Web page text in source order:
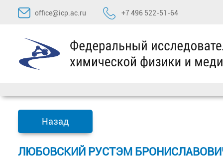
Перейти
содержимому
office@icp.ac.ru +7 496 522-51-64
Назад
ЛЮБОВСКИЙ РУСТЭМ